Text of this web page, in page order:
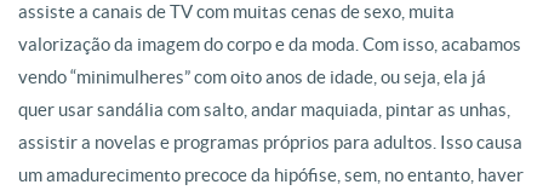
assiste a canais de TV com muitas cenas de sexo, muita
valorização da imagem do corpo e da moda. Com isso, acabamos
vendo “minimulheres” com oito anos de idade, ou seja, ela já
quer usar sandália com salto, andar maquiada, pintar as unhas,
assistir a novelas e programas próprios para adultos. Isso causa
um amadurecimento precoce da hipófise, sem, no entanto, haver